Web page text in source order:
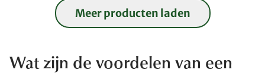
Meer producten laden
Wat zijn de voordelen van een